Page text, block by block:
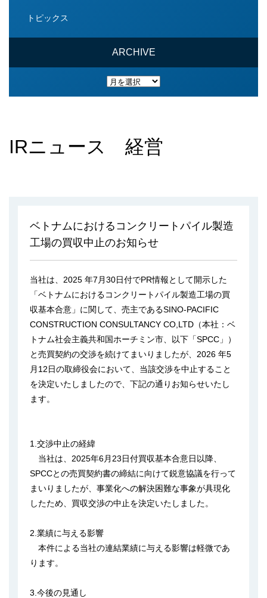
トピックス
ARCHIVE
ARCHIVE
IRニュース 経営
ベトナムにおけるコンクリートパイル製造
工場の買収中止のお知らせ
当社は、2025 年7月30日付でPR情報として開示した
「ベトナムにおけるコンクリートパイル製造工場の買
収基本合意」に関して、売主であるSINO-PACIFIC
CONSTRUCTION CONSULTANCY CO,LTD（本社：ベ
トナム社会主義共和国ホーチミン市、以下「SPCC」）
と売買契約の交渉を続けてまいりましたが、2026 年5
月12日の取締役会において、当該交渉を中止すること
を決定いたしましたので、下記の通りお知らせいたし
ます。
1.交渉中止の経緯
当社は、2025年6月23日付買収基本合意日以降、
SPCCとの売買契約書の締結に向けて鋭意協議を行って
まいりましたが、事業化への解決困難な事象が具現化
したため、買収交渉の中止を決定いたしました。
2.業績に与える影響
本件による当社の連結業績に与える影響は軽微であ
ります。
3.今後の見通し